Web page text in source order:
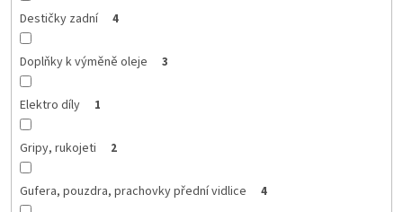
Destičky zadní 4
Doplňky k výměně oleje 3
Elektro díly 1
Gripy, rukojeti 2
Gufera, pouzdra, prachovky přední vidlice 4